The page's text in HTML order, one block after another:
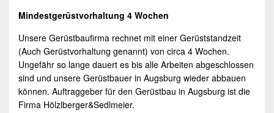
Mindestgerüstvorhaltung 4 Wochen
Unsere Gerüstbaufirma rechnet mit einer Gerüststandzeit
(Auch Gerüstvorhaltung genannt) von circa 4 Wochen.
Ungefähr so lange dauert es bis alle Arbeiten abgeschlossen
sind und unsere Gerüstbauer in Augsburg wieder abbauen
können. Auftraggeber für den Gerüstbau in Augsburg ist die
Firma Hölzlberger&Sedlmeier.